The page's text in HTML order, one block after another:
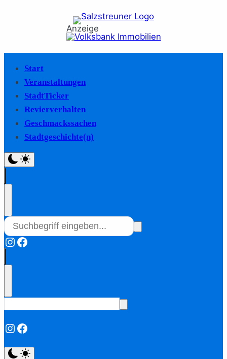
Anzeige
Start
Veranstaltungen
StadtTicker
Revierverhalten
Geschmackssachen
Stadtgeschichte(n)
Instagram
Facebook
Instagram
Facebook